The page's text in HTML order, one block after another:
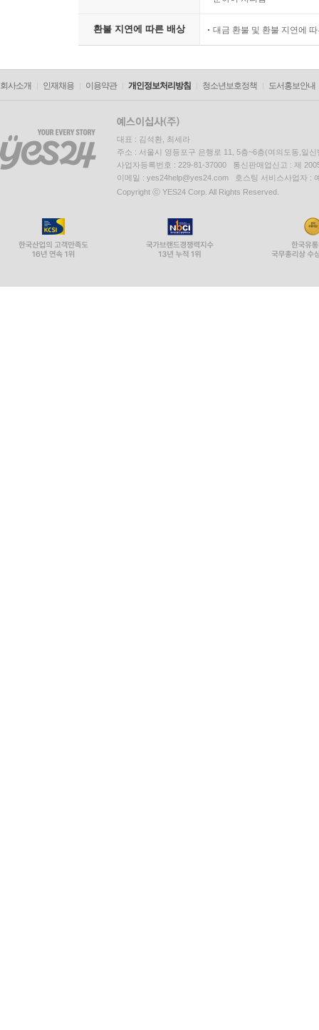
환불 지연에 따른 배상 대금 환불 및 환불 지연에
회사소개 인재채용 이용약관 개인정보처리방침 청소년보호정책 도서홍보안내
대표 : 김석환, 최세라
주소 : 서울시 영등포구 은행로 11, 5층~6층(여의도동,일신
사업자등록번호 : 229-81-37000 통신판매업신고 : 제
이메일 : yes24help@yes24.com 호스팅 서비스사업자 :
Copyright ⓒ YES24 Corp. All Rights Reserved.